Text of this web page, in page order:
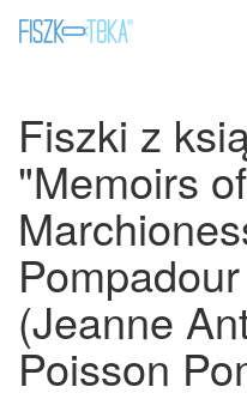
Fiszki z
"Memoirs
(Jeanne
Poisson